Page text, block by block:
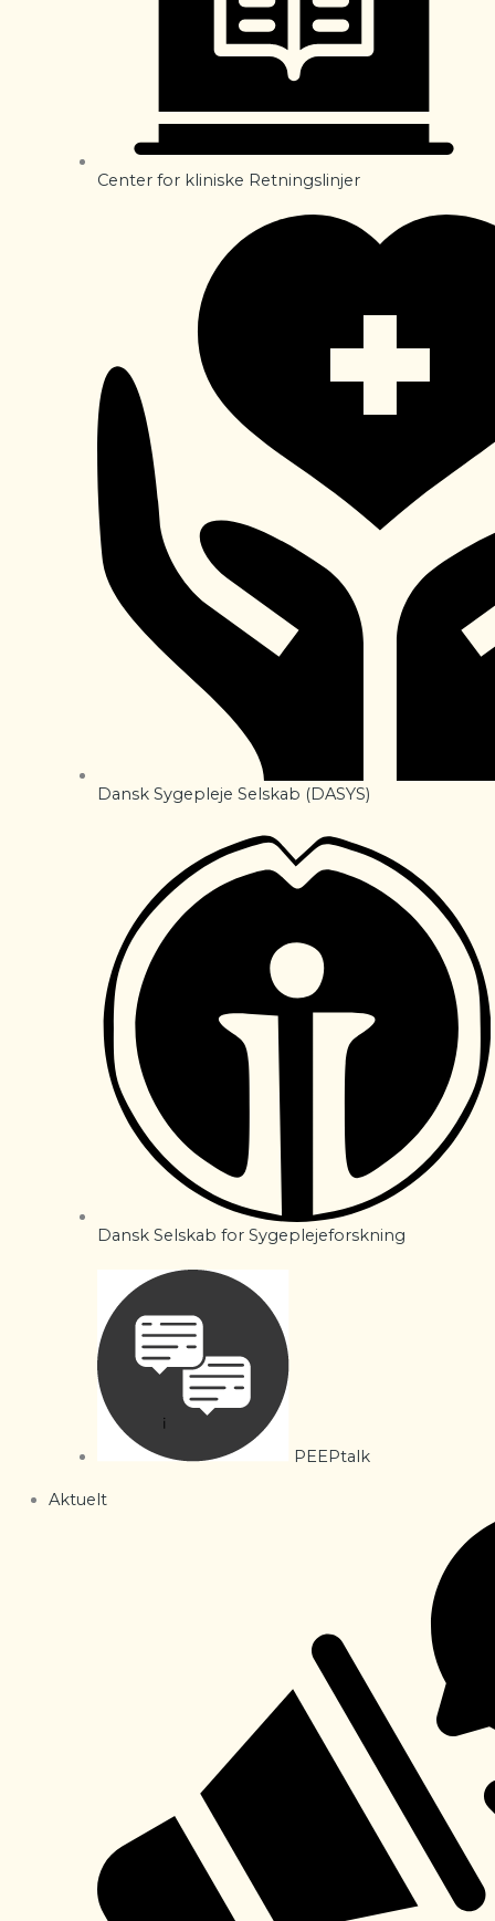
Center for kliniske Retningslinjer
Dansk Sygepleje Selskab (DASYS)
Dansk Selskab for Sygeplejeforskning
PEEPtalk
Aktuelt